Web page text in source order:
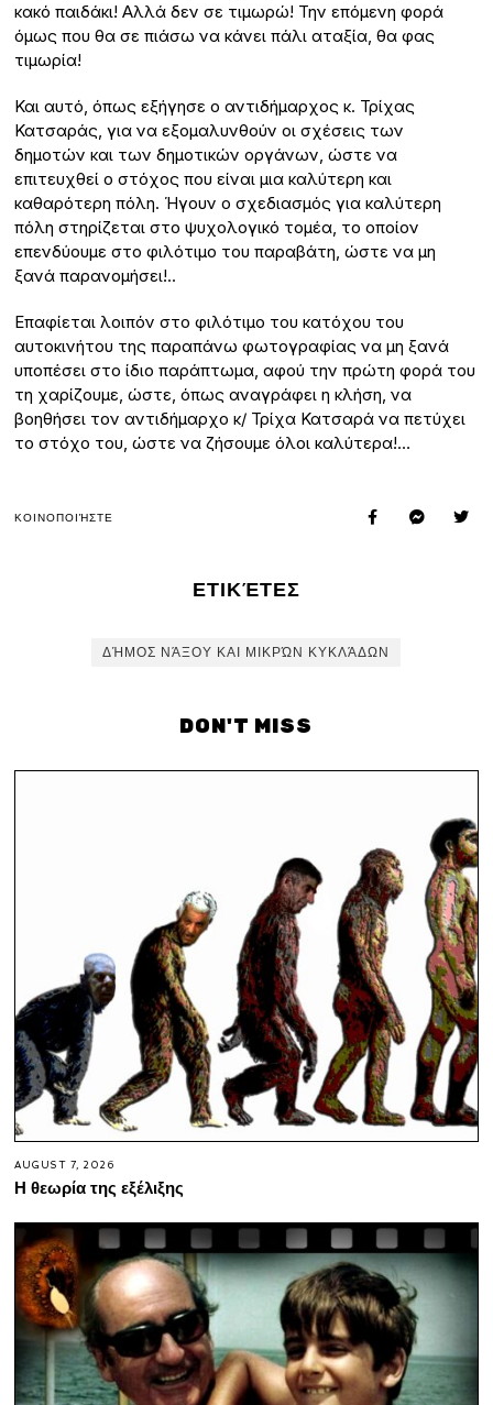
κακό παιδάκι! Αλλά δεν σε τιμωρώ! Την επόμενη φορά
όμως που θα σε πιάσω να κάνει πάλι αταξία, θα φας
τιμωρία!
Και αυτό, όπως εξήγησε ο αντιδήμαρχος κ. Τρίχας
Κατσαράς, για να εξομαλυνθούν οι σχέσεις των
δημοτών και των δημοτικών οργάνων, ώστε να
επιτευχθεί ο στόχος που είναι μια καλύτερη και
καθαρότερη πόλη. Ήγουν ο σχεδιασμός για καλύτερη
πόλη στηρίζεται στο ψυχολογικό τομέα, το οποίον
επενδύουμε στο φιλότιμο του παραβάτη, ώστε να μη
ξανά παρανομήσει!..
Επαφίεται λοιπόν στο φιλότιμο του κατόχου του
αυτοκινήτου της παραπάνω φωτογραφίας να μη ξανά
υποπέσει στο ίδιο παράπτωμα, αφού την πρώτη φορά του
τη χαρίζουμε, ώστε, όπως αναγράφει η κλήση, να
βοηθήσει τον αντιδήμαρχο κ/ Τρίχα Κατσαρά να πετύχει
το στόχο του, ώστε να ζήσουμε όλοι καλύτερα!…
ΚΟΙΝΟΠΟΙΉΣΤΕ
ΕΤΙΚΈΤΕΣ
ΔΉΜΟΣ ΝΆΞΟΥ ΚΑΙ ΜΙΚΡΏΝ ΚΥΚΛΆΔΩΝ
DON'T MISS
AUGUST 7, 2026
Η θεωρία της εξέλιξης